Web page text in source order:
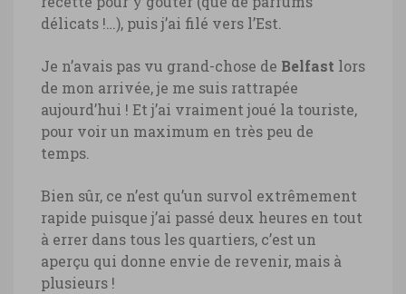
délicats !…), puis j’ai filé vers l’Est.
Je n’avais pas vu grand-chose de Belfast lors
de mon arrivée, je me suis rattrapée
aujourd’hui ! Et j’ai vraiment joué la touriste,
pour voir un maximum en très peu de
temps.
Bien sûr, ce n’est qu’un survol extrêmement
rapide puisque j’ai passé deux heures en tout
à errer dans tous les quartiers, c’est un
aperçu qui donne envie de revenir, mais à
plusieurs !